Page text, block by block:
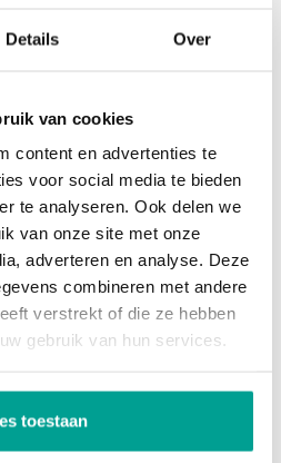
Details Over
van cookies
content en advertenties te
voor social media te bieden
te analyseren. Ook delen we
van onze site met onze
adverteren en analyse. Deze
combineren met andere
verstrekt of die ze hebben
gebruik van hun services.
toestaan
af te handelen of
maar wij
kijkers daar respect voor
wij allemaal ons
klein te krijgen! 💪